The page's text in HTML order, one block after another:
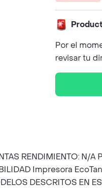
Por el
revisar tu
RENDIMIENTO: N/A
Impresora
DESCRITOS EN